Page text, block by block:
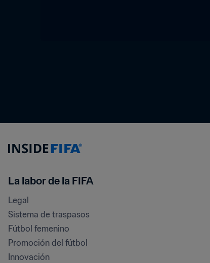
La labor de la FIFA
Legal
Sistema de traspasos
Fútbol femenino
Promoción del fútbol
Innovación